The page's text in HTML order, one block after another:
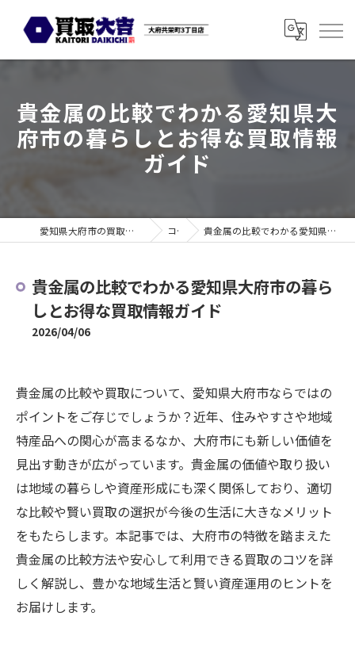
貴金属の比較でわかる愛知県大
府市の暮らしとお得な買取情報
ガイド
愛知県大府市の買取なら買取大吉 大府共栄町3丁目店 コラム 貴金属の比較でわかる愛知県大府市の暮らしとお得な買取情報ガイド
貴金属の比較でわかる愛知県大府市の暮ら
しとお得な買取情報ガイド
2026/04/06
貴金属の比較や買取について、愛知県大府市ならではの
ポイントをご存じでしょうか？近年、住みやすさや地域
特産品への関心が高まるなか、大府市にも新しい価値を
見出す動きが広がっています。貴金属の価値や取り扱い
は地域の暮らしや資産形成にも深く関係しており、適切
な比較や賢い買取の選択が今後の生活に大きなメリット
をもたらします。本記事では、大府市の特徴を踏まえた
貴金属の比較方法や安心して利用できる買取のコツを詳
しく解説し、豊かな地域生活と賢い資産運用のヒントを
お届けします。